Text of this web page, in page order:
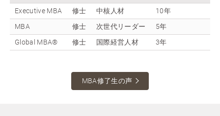
Executive MBA
修士 中核人材
10年
MBA
修士 次世代リーダー
5年
Global MBA®
修士 国際経営人材 3年
MBA修了生の声